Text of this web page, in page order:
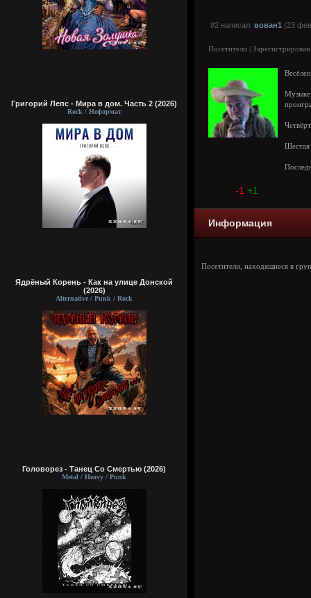
Григорий Лепс - Мира в дом. Часть 2 (2026)
Rock / Неформат
Ядрёный Корень - Как на улице Донской
(2026)
Alternative / Punk / Rock
Головорез - Tанец Со Смертью (2026)
Metal / Heavy / Punk
#2 написал: вован1 (23
Посетители |
Шестая
-1 +1
Информация
Посетители, находящиеся в